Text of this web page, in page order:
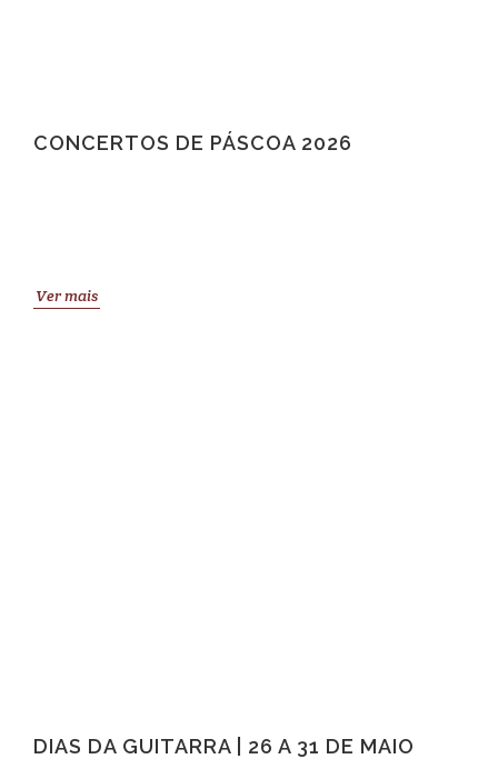
CONCERTOS DE PÁSCOA 2026
Ver mais
DIAS DA GUITARRA | 26 A 31 DE MAIO